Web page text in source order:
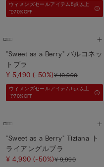
ウィメンズセールアイテム5点以上
で70%OFF
"Sweet as a Berry" バルコネッ
トブラ
¥ 5,490(-50%)¥ 10,990
ウィメンズセールアイテム5点以上
で70%OFF
"Sweet as a Berry" Tiziana ト
ライアングルブラ
¥ 4,990(-50%)¥ 9,990